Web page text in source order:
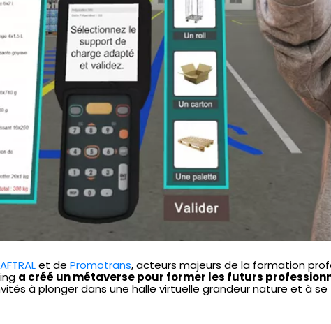
AFTRALet de Promotrans, acteurs majeurs de la formation
a créé un métaverse pour former les futurs
à plonger dans une halle virtuelle grandeur nature et à